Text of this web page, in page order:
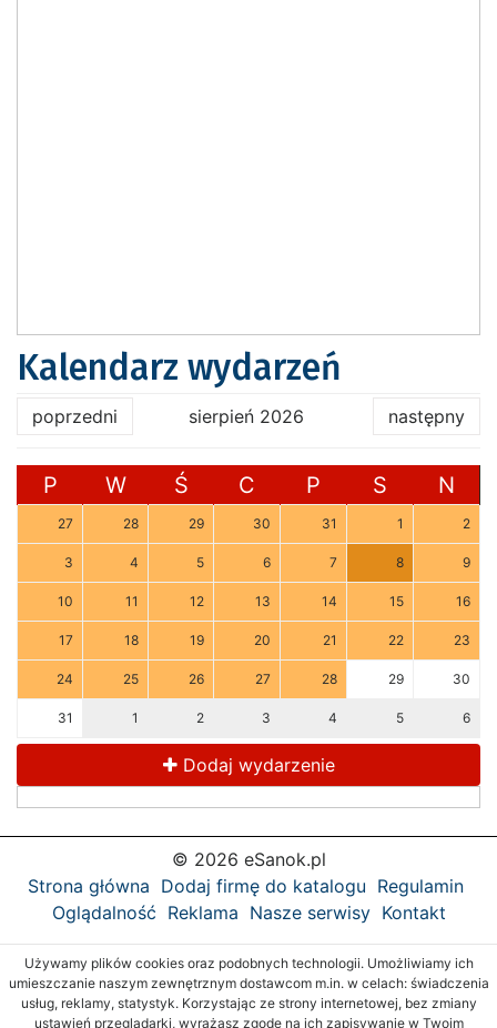
Kalendarz wydarzeń
poprzedni sierpień 2026 następny
P W Ś C P S N
27 28 29 30 31 1 2
3 4 5 6 7 8 9
10 11 12 13 14 15 16
17 18 19 20 21 22 23
24 25 26 27 28 29 30
31 1 2 3 4 5 6
Dodaj wydarzenie
© 2026 eSanok.pl
Strona główna Dodaj firmę do katalogu Regulamin
Oglądalność Reklama Nasze serwisy Kontakt
Używamy plików cookies oraz podobnych technologii. Umożliwiamy ich
umieszczanie naszym zewnętrznym dostawcom m.in. w celach: świadczenia
usług, reklamy, statystyk. Korzystając ze strony internetowej, bez zmiany
ustawień przeglądarki, wyrażasz zgodę na ich zapisywanie w Twoim